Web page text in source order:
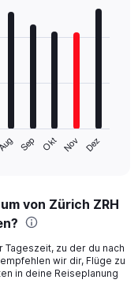
Aug Sep Okt Nov Dez
von Zürich ZRH
zu der du nach
wir dir, Flüge zu
in deine Reiseplanung